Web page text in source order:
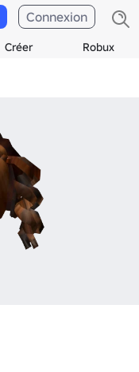
Créer Robux
Connexion